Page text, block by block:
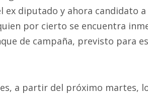
ex diputado y ahora candidato
por cierto se encuentra
de campaña, previsto para
a partir del próximo martes,